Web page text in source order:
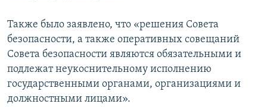
Также было заявлено, что «решения Совета
безопасности, а также оперативных совещаний
Совета безопасности являются обязательными и
подлежат неукоснительному исполнению
государственными органами, организациями и
должностными лицами».